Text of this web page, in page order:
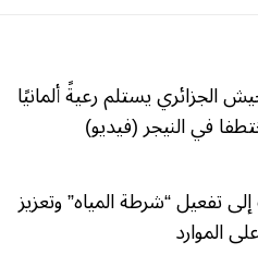
الجزائري يستلم رعيةً ألمانيًا
في النيجر (فيديو)
تفعيل “شرطة المياه” وتعزيز
الموارد